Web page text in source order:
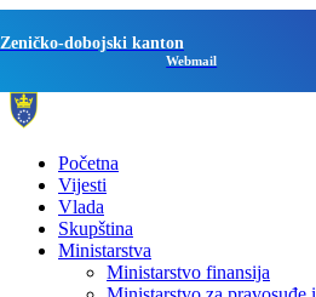
Zeničko-dobojski kanton
Webmail
Početna
Vijesti
Vlada
Skupština
Ministarstva
Ministarstvo finansija